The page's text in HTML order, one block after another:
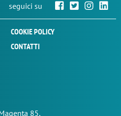
seguici su
COOKIE POLICY
CONTATTI
85,